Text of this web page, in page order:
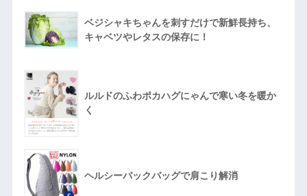
ベジシャキちゃんを刺すだけで新鮮長持ち、
キャベツやレタスの保存に！
ルルドのふわポカハグにゃんで寒い冬を暖か
く
ヘルシーバックバッグで肩こり解消